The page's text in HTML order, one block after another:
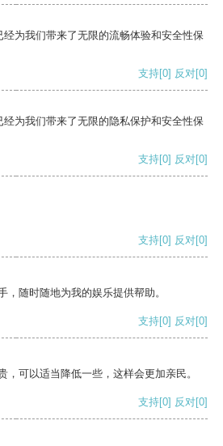
为我们带来了无限的流畅体验和安全性保
支持[0] 反对[0]
为我们带来了无限的隐私保护和安全性保
支持[0] 反对[0]
支持[0] 反对[0]
，随时随地为我的娱乐提供帮助。
支持[0] 反对[0]
，可以适当降低一些，这样会更加亲民。
支持[0] 反对[0]